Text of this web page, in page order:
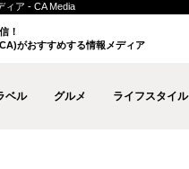
ィア - CA Media
！
がおすすめする情報メディア
ベル グルメ ライフスタイル